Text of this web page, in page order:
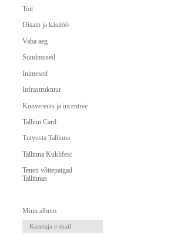
Toit
Disain ja käsitöö
Vaba aeg
Sündmused
Inimesed
Infrastruktuur
Konverents ja incentive
Tallinn Card
Tutvusta Tallinna
Tallinna Kuklifest
Teneti võttepaigad
Tallinnas
Minu album